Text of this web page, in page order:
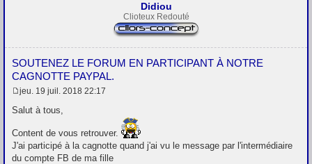
Didiou
Clioteux Redouté
SOUTENEZ LE FORUM EN PARTICIPANT À NOTRE
CAGNOTTE PAYPAL.
M
e
a
g
e
jeu. 19 juil. 2018 22:17
Salut à tous,
Content de vous retrouver.
J'ai participé à la cagnotte quand j'ai vu le message par l'intermédiaire
du compte FB de ma fille